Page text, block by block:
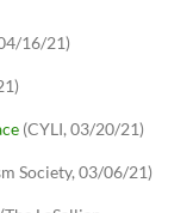
16/21)
(CYLI, 03/20/21)
Society, 03/06/21)